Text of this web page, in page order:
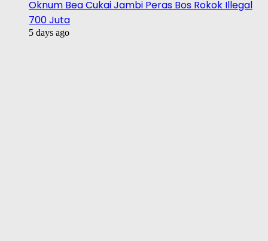
Oknum Bea Cukai Jambi Peras Bos Rokok Illegal
700 Juta
5 days ago